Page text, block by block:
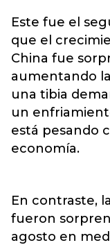
Este fue el
que el
China fue
aumentando
una tibia
un
está pesando
economía.
En contraste,
fueron
agosto en